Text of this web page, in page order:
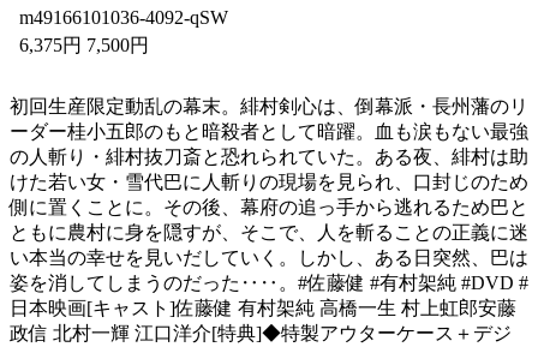
m49166101036-4092-qSW
6,375円 7,500円
初回生産限定動乱の幕末。緋村剣心は、倒幕派・長州藩のリ
ーダー桂小五郎のもと暗殺者として暗躍。血も涙もない最強
の人斬り・緋村抜刀斎と恐れられていた。ある夜、緋村は助
けた若い女・雪代巴に人斬りの現場を見られ、口封じのため
側に置くことに。その後、幕府の追っ手から逃れるため巴と
ともに農村に身を隠すが、そこで、人を斬ることの正義に迷
い本当の幸せを見いだしていく。しかし、ある日突然、巴は
姿を消してしまうのだった‥‥。#佐藤健 #有村架純 #DVD #
日本映画[キャスト]佐藤健 有村架純 高橋一生 村上虹郎安藤
政信 北村一輝 江口洋介[特典]◆特製アウターケース＋デジ